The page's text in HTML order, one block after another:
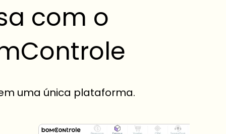
com o
uma única plataforma.